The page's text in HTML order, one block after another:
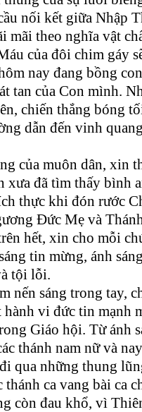
nối kết giữa Nhập
mãi theo nghĩa vật
của đôi chim gáy
nay đang bồng
tan của Con mình.
chiến thắng bóng
dẫn đến vinh
của muôn dân, xin
xưa đã tìm thấy bình
thực khi đón rước
Đức Mẹ và
hết, xin cho mỗi
tin mừng, ánh
tội lỗi.
nến sáng trong tay,
hành vi đức tin mạnh
Giáo hội. Từ ánh
thánh nam nữ và
qua những thung
thánh ca vang bài
còn đau khổ, vì